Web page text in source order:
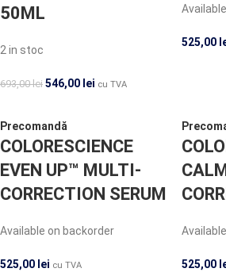
50ML
2 in stoc
693,00lei 546,00 lei cu TVA
525,00
Precomandă
COLORESCIENCE
EVEN UP™ MULTI-
CORRECTION SERUM
Available on backorder
525,00 lei cu TVA 525,00